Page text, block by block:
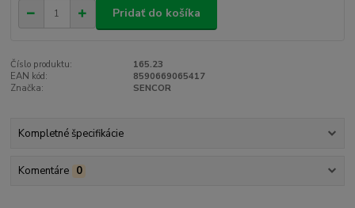
Pridať do košíka
Číslo produktu:
165.23
EAN kód:
8590669065417
Značka:
SENCOR
Kompletné špecifikácie
Komentáre 0